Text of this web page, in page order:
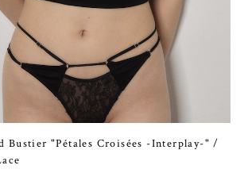
Bustier "Pétales Croisées -Interplay-" /